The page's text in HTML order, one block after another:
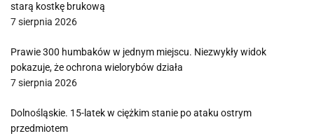
starą kostkę brukową
7 sierpnia 2026
Prawie 300 humbaków w jednym miejscu. Niezwykły widok
pokazuje, że ochrona wielorybów działa
7 sierpnia 2026
Dolnośląskie. 15-latek w ciężkim stanie po ataku ostrym
przedmiotem